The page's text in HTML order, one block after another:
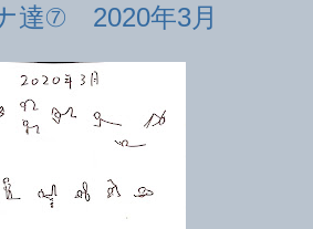
達⑦ 2020年3月